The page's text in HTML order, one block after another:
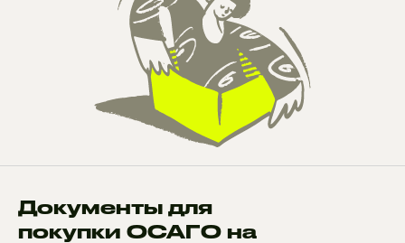
Документы для
покупки ОСАГО на